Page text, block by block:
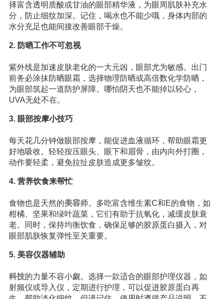
择富含透明质酸或甘油的眼部精华液，为眼周肌肤补充水
分，防止细纹加深。记住，喝水也不能少哦，身体内部的
水分充足也能间接改善眼部干燥。
2. 防晒工作不可忽视
紫外线是加速皮肤老化的一大元凶，眼部尤为敏感。出门
前务必涂抹防晒眼霜，选择物理防晒或高倍数化学防晒，
为眼部筑起一道防护屏障。哪怕阴天也不能掉以轻心，
UVA无处不在。
3. 眼部按摩小技巧
每天花几分钟做眼部按摩，能促进血液循环，帮助眼霜更
好地吸收。轻轻按压眼头、眼下和眉骨，由内向外打圈，
动作要轻柔，避免拉扯皮肤造成更多皱纹。
4. 营养饮食来帮忙
食物也是天然的美容师。多吃富含维生素C和E的食物，如
柑橘、坚果和绿叶蔬菜，它们有助于抗氧化，减缓皮肤衰
老。同时，保持均衡饮食，确保足够的胶原蛋白摄入，对
眼部肌肤恢复弹性至关重要。
5. 美容仪器辅助
科技的力量不容小觑。选择一款适合的眼部护理仪器，如
射频仪或导入仪，定期进行护理，可以促进胶原蛋白再